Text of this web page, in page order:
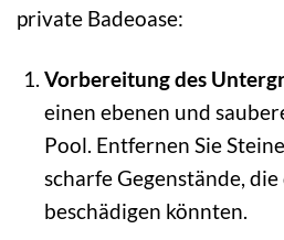
private Badeoase:
Vorbereitung des
einen ebenen und
Pool. Entfernen Sie
scharfe Gegenstände,
beschädigen könnten.